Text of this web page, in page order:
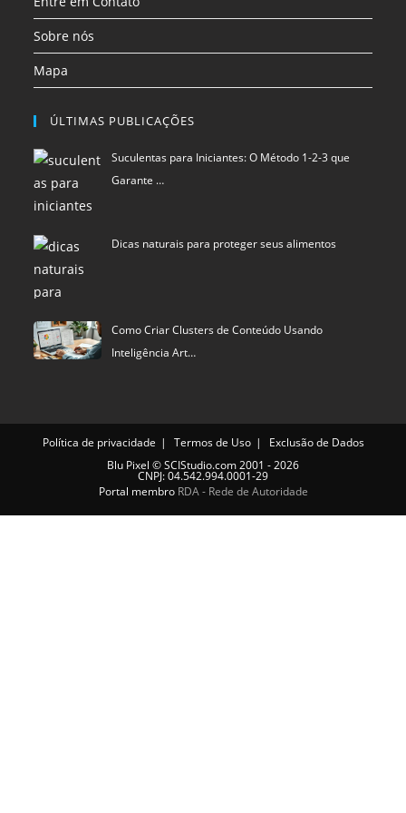
Sobre nós
Mapa
ÚLTIMAS PUBLICAÇÕES
Suculentas para Iniciantes: O Método 1-2-3 que
Garante …
Dicas naturais para proteger seus alimentos
Como Criar Clusters de Conteúdo Usando
Inteligência Art…
Política de privacidade Termos de Uso
Exclusão de Dados
Blu Pixel ©SCIStudio.com2001 - 2026
CNPJ: 04.542.994.0001-29
Portal membro RDA - Rede de Autoridade